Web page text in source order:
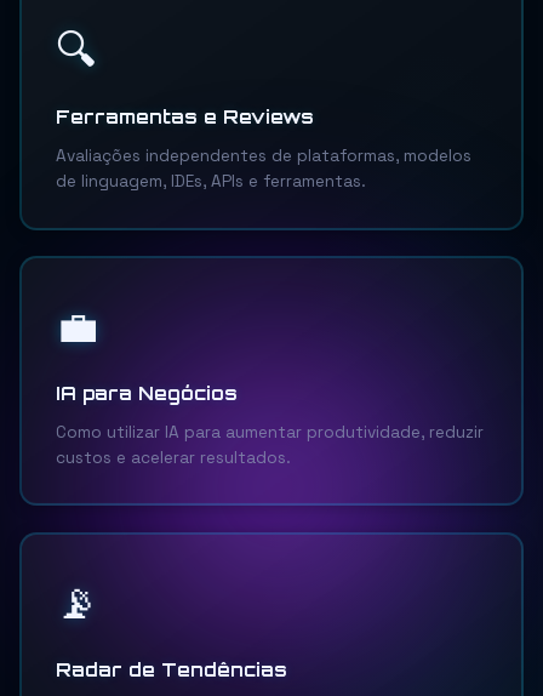
🔍
Ferramentas e Reviews
Avaliações independentes de plataformas, modelos
de linguagem, IDEs, APIs e ferramentas.
💼
IA para Negócios
Como utilizar IA para aumentar produtividade, reduzir
custos e acelerar resultados.
📡
Radar de Tendências